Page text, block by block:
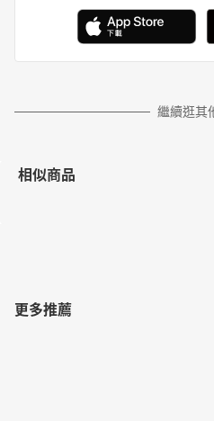
繼續逛其
相似商品
更多推薦